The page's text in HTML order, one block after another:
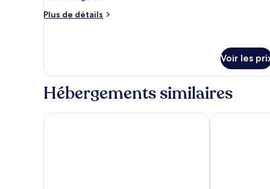
type
de
Plus de détails
Plus
type
de
chambre
Suite
Studio
Voir les
Hébergements similaires
Archontiko Hotel Kalypso